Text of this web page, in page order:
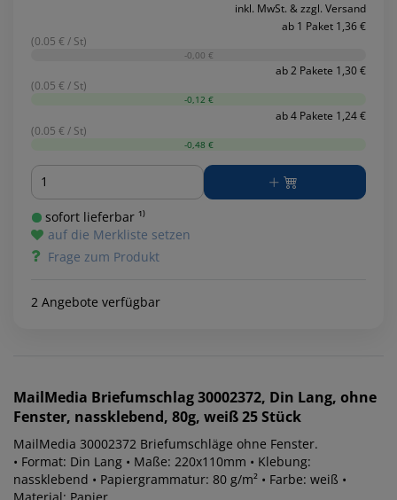
inkl. MwSt. & zzgl. Versand
ab 1 Paket 1,36 €
(0.05 € / St)
-0,00 €
ab 2 Pakete 1,30 €
(0.05 € / St)
-0,12 €
ab 4 Pakete 1,24 €
(0.05 € / St)
-0,48 €
Menge
sofort lieferbar ¹⁾
auf die Merkliste setzen
Frage zum Produkt
2 Angebote verfügbar
MailMedia Briefumschlag 30002372, Din Lang, ohne
Fenster, nassklebend, 80g, weiß 25 Stück
MailMedia 30002372 Briefumschläge ohne Fenster.
• Format: Din Lang • Maße: 220x110mm • Klebung:
nassklebend • Papiergrammatur: 80 g/m² • Farbe: weiß •